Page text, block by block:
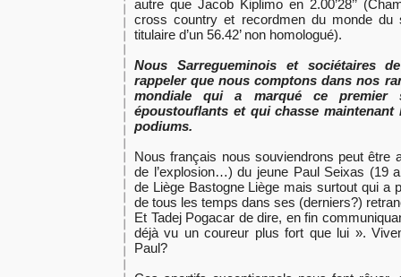
autre que Jacob Kiplimo en 2.00’28’’
cross country et recordmen du monde du
titulaire d’un 56.42’ non homologué).
Nous Sarregueminois et sociétaires
rappeler que nous comptons dans nos
mondiale qui a marqué ce premier
époustouflants et qui chasse
podiums.
Nous français nous souviendrons peut être
de l’explosion…) du jeune Paul Seixas (19
de Liège Bastogne Liège mais surtout qui a
de tous les temps dans ses (derniers?)
Et Tadej Pogacar de dire, en fin
déjà vu un coureur plus fort que lui ».
Paul?